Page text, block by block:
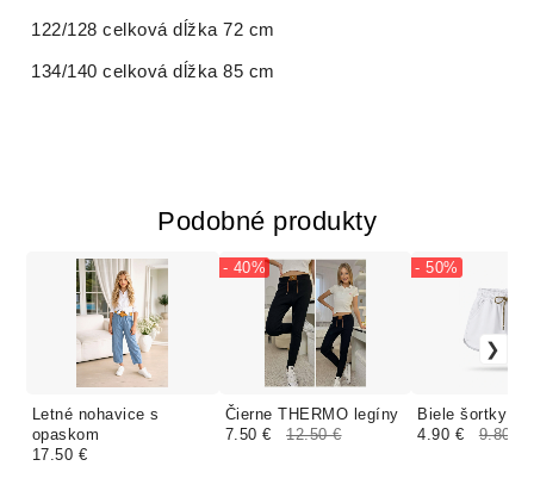
122/128 celková dĺžka 72 cm
134/140 celková dĺžka 85 cm
Podobné produkty
Letné nohavice s
opaskom
17.50 €
Čierne THERMO legíny
- 40%
7.50 € 12.50 €
Biele šortky
- 50%
4.90 € 9.80 €